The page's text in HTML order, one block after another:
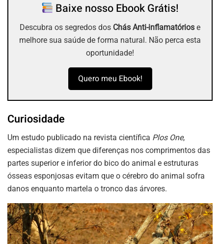
Baixe nosso Ebook Grátis!
Descubra os segredos dos Chás Anti-inflamatórios e
melhore sua saúde de forma natural. Não perca esta
oportunidade!
Quero meu Ebook!
Curiosidade
Um estudo publicado na revista científica Plos One,
especialistas dizem que diferenças nos comprimentos das
partes superior e inferior do bico do animal e estruturas
ósseas esponjosas evitam que o cérebro do animal sofra
danos enquanto martela o tronco das árvores.